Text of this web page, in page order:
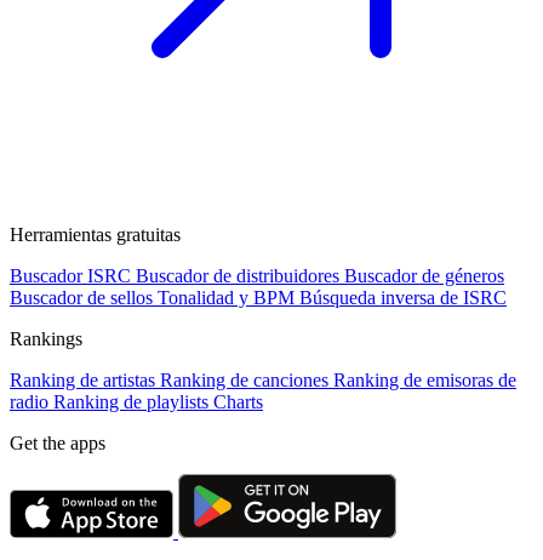
Herramientas gratuitas
Buscador ISRC Buscador de distribuidores Buscador de géneros
Buscador de sellos Tonalidad y BPM Búsqueda inversa de ISRC
Rankings
Ranking de artistas Ranking de canciones Ranking de emisoras de
radio Ranking de playlists Charts
Get the apps